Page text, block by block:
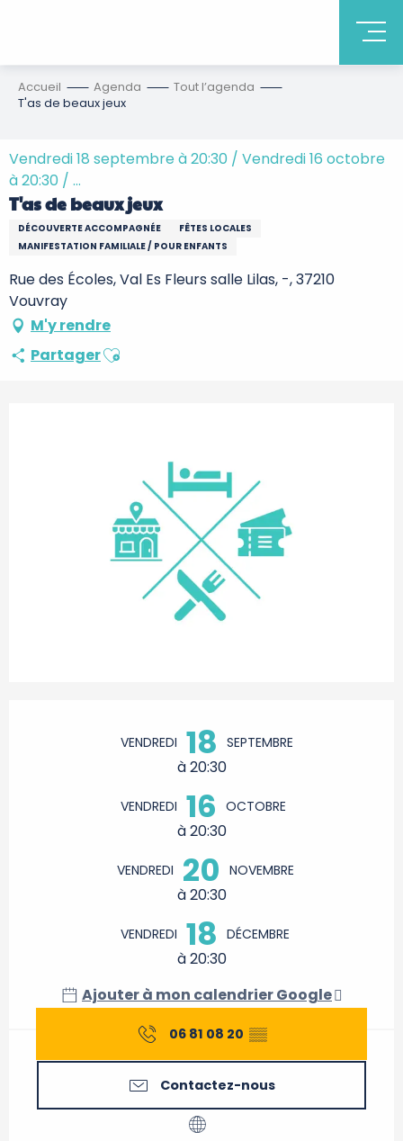
Accueil Agenda
Tout l’agenda
T'as de beaux jeux
Vendredi 18 septembre à 20:30 / Vendredi 16 octobre
à 20:30 / ...
T'as de beaux jeux
DÉCOUVERTE ACCOMPAGNÉE
FÊTES LOCALES
MANIFESTATION FAMILIALE / POUR ENFANTS
Rue des Écoles, Val Es Fleurs salle Lilas, -, 37210
Vouvray
M'y rendre
PartagerAjouter aux favoris
VENDREDI 18 SEPTEMBRE
à 20:30
VENDREDI 16 OCTOBRE
à 20:30
VENDREDI 20 NOVEMBRE
à 20:30
VENDREDI 18 DÉCEMBRE
à 20:30
Ajouter à mon calendrier Google
06 81 08 20 ▒▒
Contactez-nous